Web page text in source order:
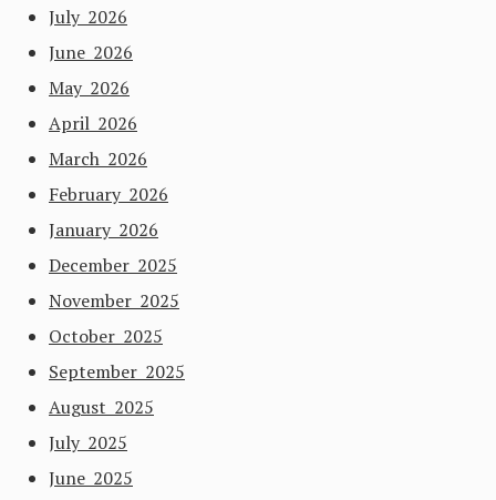
July 2026
June 2026
May 2026
April 2026
March 2026
February 2026
January 2026
December 2025
November 2025
October 2025
September 2025
August 2025
July 2025
June 2025